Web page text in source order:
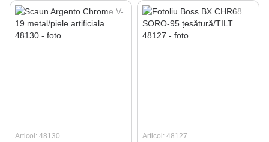
Articol: 48130 Articol: 48127